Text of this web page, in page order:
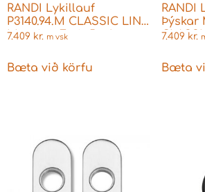
RANDI Lykillauf
P3140.94.M CLASSIC LINE
Messing Fyrir Boda
7.409 kr. m vsk
Bæta við körfu
RANDI
Þýskar
7.409 kr.
Bæta